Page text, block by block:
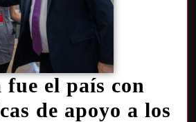
el país con
de apoyo a los